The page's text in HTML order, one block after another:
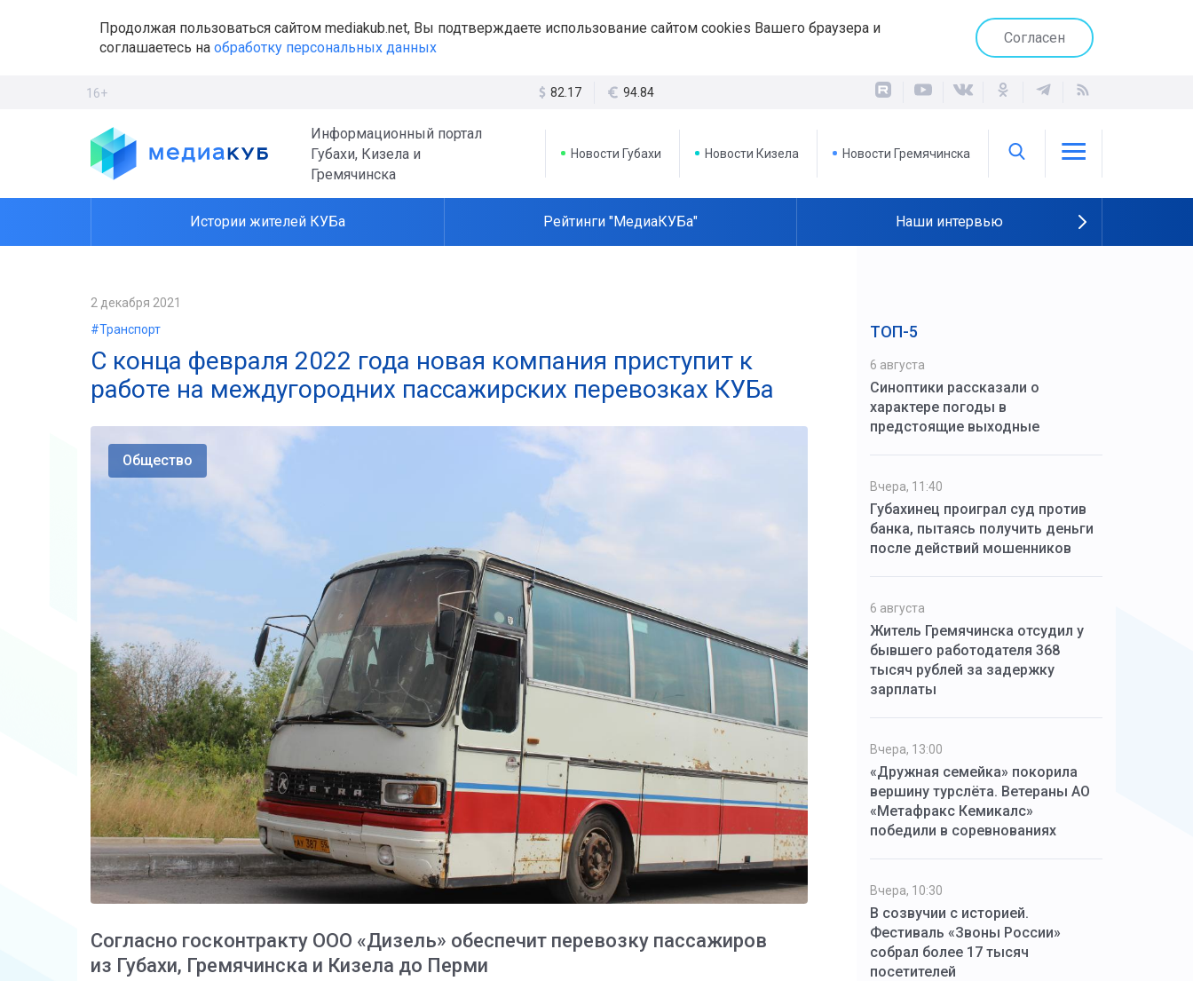
Продолжая пользоваться сайтом mediakub.net, Вы подтверждаете использование сайтом cookies Вашего браузера и
соглашаетесь на обработку персональных данных
Согласен
16+ 82.17 94.84
Информационный портал
Губахи, Кизела и
Гремячинска
Новости Губахи Новости Кизела Новости Гремячинска
Истории жителей КУБа Рейтинги "МедиаКУБа" Наши интервью
2 декабря 2021
#Транспорт
С конца февраля 2022 года новая компания приступит к
работе на междугородних пассажирских перевозках КУБа
Общество
Согласно госконтракту ООО «Дизель» обеспечит перевозку пассажиров
из Губахи, Гремячинска и Кизела до Перми
ТОП-5
6 августа
Синоптики рассказали о
характере погоды в
предстоящие выходные
Вчера, 11:40
Губахинец проиграл суд против
банка, пытаясь получить деньги
после действий мошенников
6 августа
Житель Гремячинска отсудил у
бывшего работодателя 368
тысяч рублей за задержку
зарплаты
Вчера, 13:00
«Дружная семейка» покорила
вершину турслёта. Ветераны АО
«Метафракс Кемикалс»
победили в соревнованиях
Вчера, 10:30
В созвучии с историей.
Фестиваль «Звоны России»
собрал более 17 тысяч
посетителей